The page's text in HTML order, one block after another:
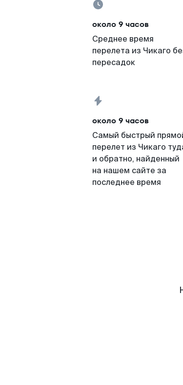
около 9 часов
Среднее время
перелета из Чикаго
пересадок
около 9 часов
Самый быстрый
перелет из Чикаго
и обратно, найденный
на нашем сайте за
последнее время